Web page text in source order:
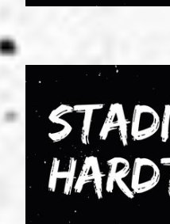
Consent
Platform